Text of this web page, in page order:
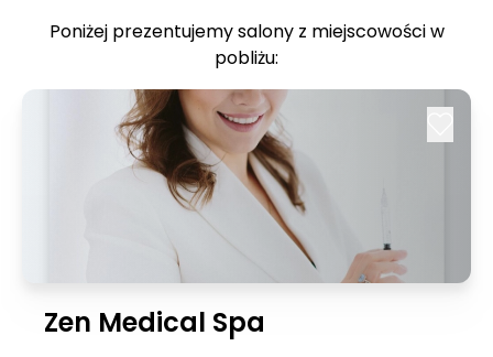
Poniżej prezentujemy salony z miejscowości w
pobliżu:
Zen Medical Spa